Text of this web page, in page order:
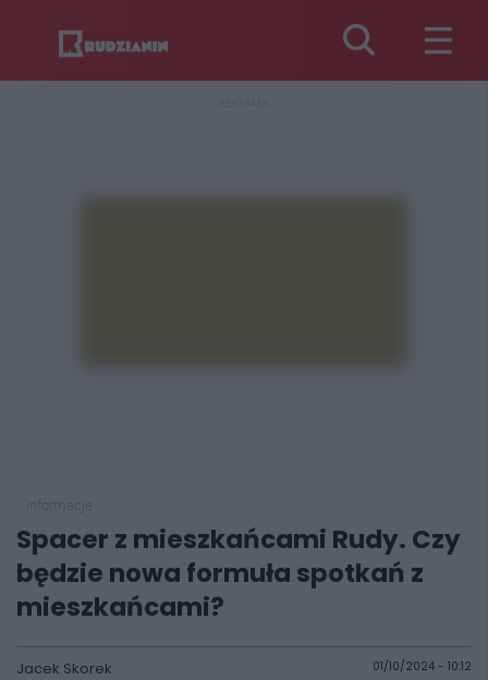
Spacer z mieszkańcami Rudy. Czy
będzie nowa formuła spotkań z
mieszkańcami?
Jacek Skorek 01/10/2024 - 10:12